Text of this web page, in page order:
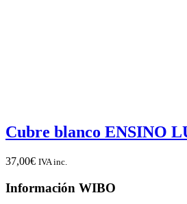
Cubre blanco ENSINO
37,00€ IVA inc.
Información WIBO